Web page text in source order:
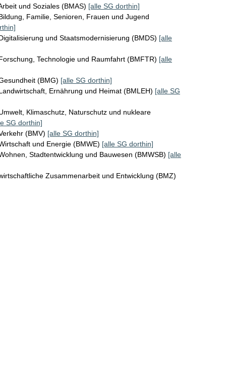
und Soziales (BMAS) [alle SG dorthin]
Familie, Senioren, Frauen und Jugend
und Staatsmodernisierung (BMDS) [alle
Technologie und Raumfahrt (BMFTR) [alle
(BMG) [alle SG dorthin]
Ernährung und Heimat (BMLEH) [alle SG
Klimaschutz, Naturschutz und nukleare
SG dorthin]
(BMV) [alle SG dorthin]
und Energie (BMWE) [alle SG dorthin]
Stadtentwicklung und Bauwesen (BMWSB) [alle
Zusammenarbeit und Entwicklung (BMZ)